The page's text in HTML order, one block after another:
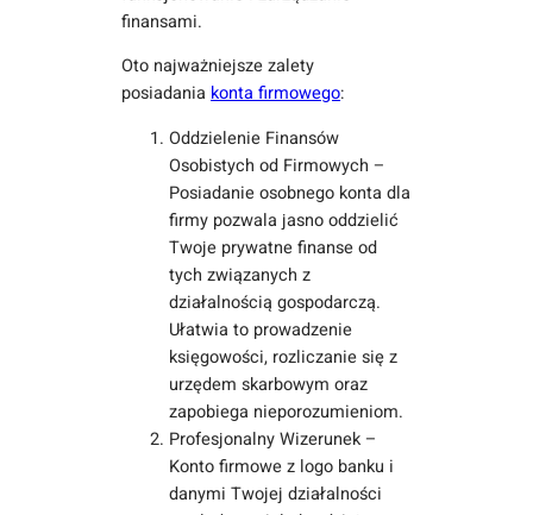
finansami.
Oto najważniejsze zalety
posiadaniakonta firmowego:
Oddzielenie Finansów
Osobistych od Firmowych –
Posiadanie osobnego konta dla
firmy pozwala jasno oddzielić
Twoje prywatne finanse od
tych związanych z
działalnością gospodarczą.
Ułatwia to prowadzenie
księgowości, rozliczanie się z
urzędem skarbowym oraz
zapobiega nieporozumieniom.
Profesjonalny Wizerunek –
Konto firmowe z logo banku i
danymi Twojej działalności